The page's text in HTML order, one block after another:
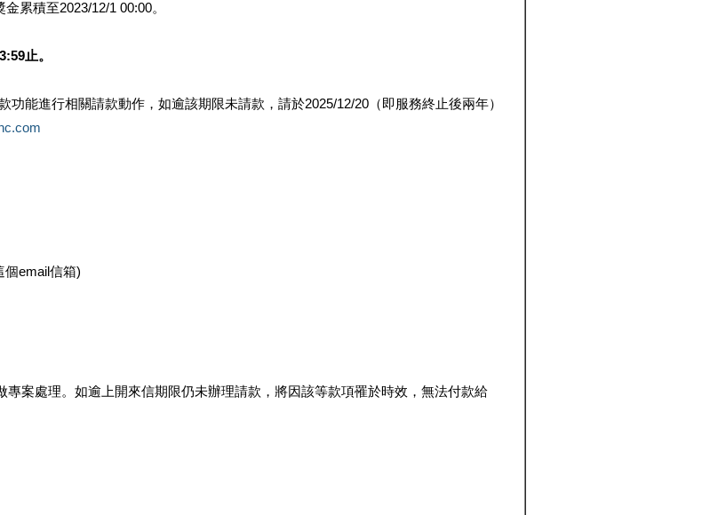
累積至2023/12/1 00:00。
止。
功能進行相關請款動作，如逾該期限未請款，請於2025/12/20（即服務終止後兩年）
個email信箱)
案處理。如逾上開來信期限仍未辦理請款，將因該等款項罹於時效，無法付款給